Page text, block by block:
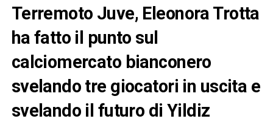
Terremoto Juve, Eleonora Trotta
ha fatto il punto sul
calciomercato bianconero
svelando tre giocatori in uscita e
svelando il futuro di Yildiz